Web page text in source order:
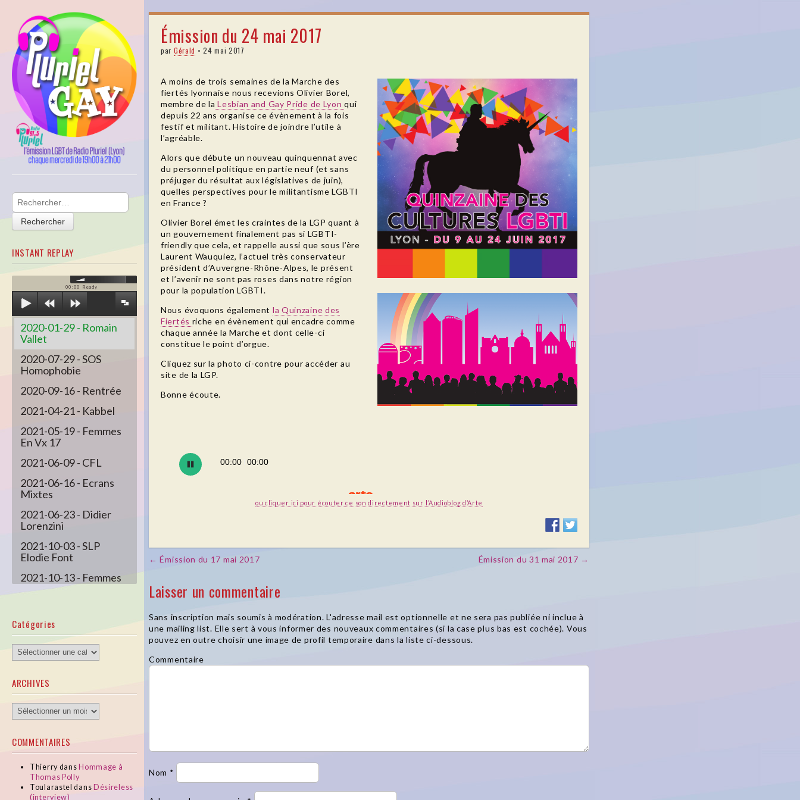
pluriel
gay
Main menu
Rechercher :
INSTANT REPLAY
00:00 Ready
2020-01-29 - Romain
Vallet
2020-07-29 - SOS
Homophobie
2020-09-16 - Rentrée
2021-04-21 - Kabbel
2021-05-19 - Femmes
En Vx 17
2021-06-09 - CFL
2021-06-16 - Ecrans
Mixtes
2021-06-23 - Didier
Lorenzini
2021-10-03 - SLP
Elodie Font
2021-10-13 - Femmes
En Vx 19
de Noël
2022-01-05 -
Queeropéra
Catégories
Catégories
ARCHIVES
ARCHIVES
COMMENTAIRES
ThierrydansHommage à
Thomas Polly
Toularastel dans Désireless
(interview)
Émission du 24 mai 2017
par Gérald •24 mai 2017
A moins de trois semaines de la Marche des
fiertés lyonnaise nous recevions Olivier Borel,
membre de la Lesbian and Gay Pride de Lyonqui
depuis 22 ans organise ce évènement à la fois
festif et militant. Histoire de joindre l’utile à
l’agréable.
Alors que débute un nouveau quinquennat avec
du personnel politique en partie neuf (et sans
préjuger du résultat aux législatives de juin),
quelles perspectives pour le militantisme LGBTI
en France ?
Olivier Borel émet les craintes de la LGP quant à
un gouvernement finalement pas si LGBTI-
friendly que cela, et rappelle aussi que sous l’ère
Laurent Wauquiez, l’actuel très conservateur
président d’Auvergne-Rhône-Alpes, le présent
et l’avenir ne sont pas roses dans notre région
pour la population LGBTI.
Nous évoquons également la Quinzaine des
Fiertés riche en évènement qui encadre comme
chaque année la Marche et dont celle-ci
constitue le point d’orgue.
Cliquez sur la photo ci-contre pour accéder au
site de la LGP.
Bonne écoute.
ou cliquer ici pour écouter ce son directement sur l’Audioblog d’Arte
← Émission du 17 mai 2017 Émission du 31 mai 2017 →
Laisser un commentaire
Sans inscription mais soumis à modération. L'adresse mail est optionnelle et ne sera pas publiée ni inclue à
une mailing list. Elle sert à vous informer des nouveaux commentaires (si la case plus bas est cochée). Vous
pouvez en outre choisir une image de profil temporaire dans la liste ci-dessous.
Commentaire
Nom *